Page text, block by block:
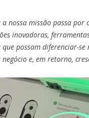
a nossa missão passa por
inovadoras,
possam diferenciar-se
e, em retorno,